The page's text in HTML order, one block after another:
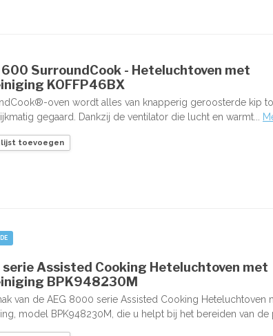
SurroundCook - Heteluchtoven met
KOFFP46BX
oven wordt alles van knapperig geroosterde kip
gegaard. Dankzij de ventilator die lucht en warmt...
toevoegen
serie Assisted Cooking Heteluchtoven met
BPK948230M
van de AEG 8000 serie Assisted Cooking Heteluchtoven
model BPK948230M, die u helpt bij het bereiden van de